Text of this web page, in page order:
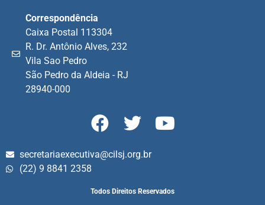
Correspondência
Caixa Postal 113304
R. Dr. Antônio Alves, 232
Vila Sao Pedro
São Pedro da Aldeia - RJ
28940-000
secretariaexecutiva@cilsj.org.br
(22) 9 8841 2358
Todos Direitos Reservados